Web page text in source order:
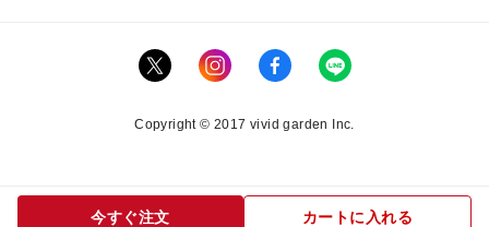
今すぐ注文 カートに入れる
Copyright © 2017 vivid garden Inc.